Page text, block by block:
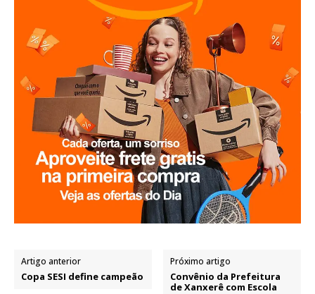
Artigo anterior
Copa SESI define campeão
Próximo artigo
Convênio da Prefeitura
de Xanxerê com Escola